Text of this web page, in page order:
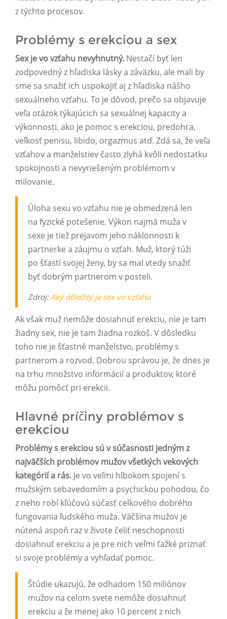
z týchto procesov.
Problémy s erekciou a sex
Sex je vo vzťahu nevyhnutný. Nestačí byť len
zodpovedný z hľadiska lásky a záväzku, ale mali by
sme sa snažiť ich uspokojiť aj z hľadiska nášho
sexuálneho vzťahu. To je dôvod, prečo sa objavuje
veľa otázok týkajúcich sa sexuálnej kapacity a
výkonnosti, ako je pomoc s erekciou, predohra,
veľkosť penisu, libido, orgazmus atď. Zdá sa, že veľa
vzťahov a manželstiev často zlyhá kvôli nedostatku
spokojnosti a nevyriešeným problémom v
milovanie.
Úloha sexu vo vzťahu nie je obmedzená len
na fyzické potešenie. Výkon najmä muža v
sexe je tiež prejavom jeho náklonnosti k
partnerke a záujmu o vzťah. Muž, ktorý túži
po šťastí svojej ženy, by sa mal vtedy snažiť
byť dobrým partnerom v posteli.
Zdroj:Aký dôležitý je sex vo vzťahu
Ak však muž nemôže dosiahnuť erekciu, nie je tam
žiadny sex, nie je tam žiadna rozkoš. V dôsledku
toho nie je šťastné manželstvo, problémy s
partnerom a rozvod. Dobrou správou je, že dnes je
na trhu množstvo informácií a produktov, ktoré
môžu pomôcť pri erekcii.
Hlavné príčiny problémov s
erekciou
Problémy s erekciou sú v súčasnosti jedným z
najväčších problémov mužov všetkých vekových
kategórií a rás. Je vo veľmi hlbokom spojení s
mužským sebavedomím a psychickou pohodou, čo
z neho robí kľúčovú súčasť celkového dobrého
fungovania ľudského muža. Väčšina mužov je
nútená aspoň raz v živote čeliť neschopnosti
dosiahnuť erekciu a je pre nich veľmi ťažké priznať
si svoje problémy a vyhľadať pomoc.
Štúdie ukazujú, že odhadom 150 miliónov
mužov na celom svete nemôže dosiahnuť
erekciu a že menej ako 10 percent z nich